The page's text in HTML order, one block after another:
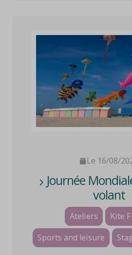
Le 16/08/
Journée
volant
Ateliers
Kite
Sports and leisure